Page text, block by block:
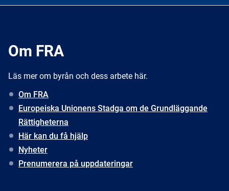
Om FRA
Läs mer om byrån och dess arbete här.
Om FRA
Europeiska Unionens Stadga om de Grundläggande
Rättigheterna
Här kan du få hjälp
Nyheter
Prenumerera på uppdateringar